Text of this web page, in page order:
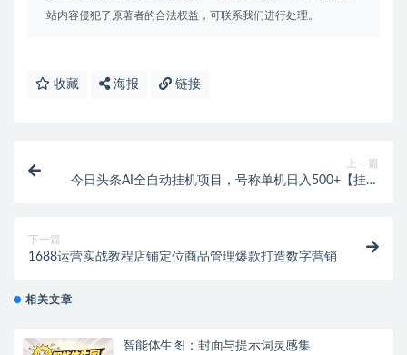
站内容侵犯了原著者的合法权益，可联系我们进行处理。
收藏 海报 链接
上一篇
今日头条AI全自动挂机项目，号称单机日入500+【挂机
下一篇
1688运营实战教程店铺定位商品管理爆款打造数字营销
相关文章
智能体生图：封面与提示词灵感集